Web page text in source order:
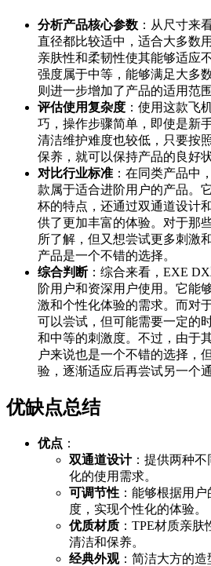
分析产品核心参数 ：从尺寸来
直径都比较适中，适合大多数
亲肤性和柔韧性使其能够适应
强度属于中等，能够满足大多
则进一步增加了产品的适用范围
评估使用复杂度 ：使用这款飞
巧，操作步骤简单，即使是新
清洁维护难度也较低，只要按
保养，就可以保持产品的良好状
对比行业标准 ：在同类产品中
款属于适合进阶用户的产品。
杯的特点，还通过双通道设计
供了更加丰富的体验。对于那
所了解，但又想尝试更多刺激
产品是一个不错的选择。
综合判断：综合来看，EXE
阶用户和资深用户使用。它能
激和个性化体验的需求。而对
可以尝试，但可能需要一定的
和中等的刺激度。不过，由于
户来说也是一个不错的选择，
验，逐渐适应后再尝试另一个通
优缺点总结
优点 ：
双通道设计：提供两种不
化的使用需求。
可调节性 ：能够根据用
度，实现个性化的体验。
优质材质 ：TPE材质亲
清洁和保养。
经典外观：简洁大方的